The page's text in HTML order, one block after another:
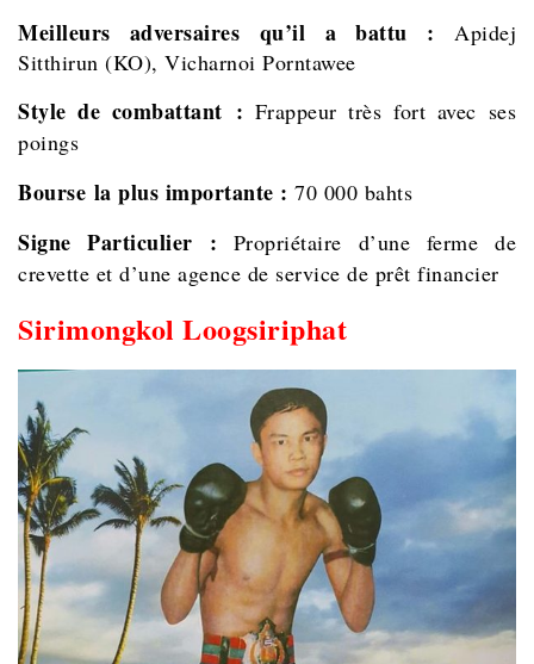
Meilleurs adversaires qu’il a battu : Apidej
Sitthirun (KO), Vicharnoi Porntawee
Style de combattant : Frappeur très fort avec ses
poings
Bourse la plus importante : 70 000 bahts
Signe Particulier : Propriétaire d’une ferme de
crevette et d’une agence de service de prêt financier
Sirimongkol Loogsiriphat